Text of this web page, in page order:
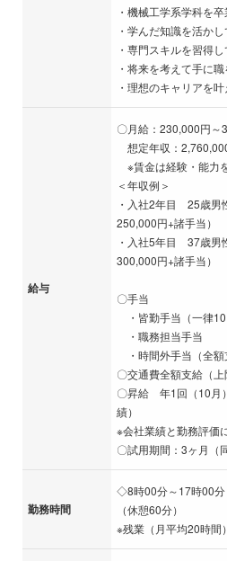
・機械工学系学科を
・学んだ知識を活か
・専門スキルを習得
・将来を考えて手に
・理想のキャリアを
給与
〇月給：230,000円～
想定年収：
※賃金は経験・能力
＜年収例＞
・入社2年目 25歳
250,000円+諸手当）
・入社5年目 37歳
300,000円+諸手当）
〇手当
・皆勤手当（一律
・職務担当手当
・時間外手当（全額
〇交通費全額支給（
〇昇給 年1回（10月
績）
※会社業績と勤務評価
〇試用期間：3ヶ月（
勤務時間
◇8時00分～17時00分
（休憩60分）
※残業（月平均20時間）